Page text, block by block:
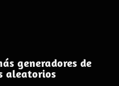
generadores de
aleatorios